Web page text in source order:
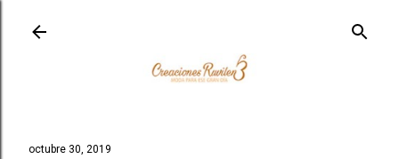
octubre 30, 2019